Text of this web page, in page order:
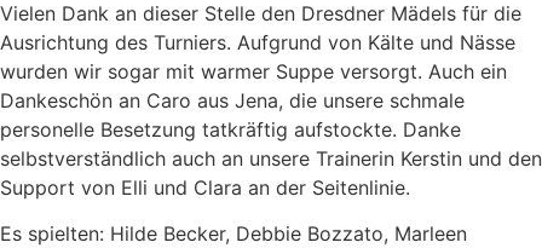
Vielen Dank an dieser Stelle den Dresdner Mädels für die
Ausrichtung des Turniers. Aufgrund von Kälte und Nässe
wurden wir sogar mit warmer Suppe versorgt. Auch ein
Dankeschön an Caro aus Jena, die unsere schmale
personelle Besetzung tatkräftig aufstockte. Danke
selbstverständlich auch an unsere Trainerin Kerstin und den
Support von Elli und Clara an der Seitenlinie.
Es spielten: Hilde Becker, Debbie Bozzato, Marleen